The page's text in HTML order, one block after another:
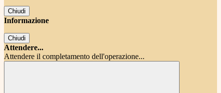
Chiudi
Informazione
Chiudi
Attendere...
Attendere il completamento dell'operazione...